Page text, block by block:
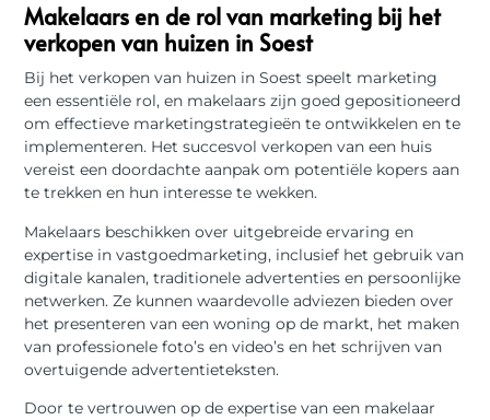
Makelaars en de rol van marketing bij het
verkopen van huizen in Soest
Bij het verkopen van huizen in Soest speelt marketing
een essentiële rol, en makelaars zijn goed gepositioneerd
om effectieve marketingstrategieën te ontwikkelen en te
implementeren. Het succesvol verkopen van een huis
vereist een doordachte aanpak om potentiële kopers aan
te trekken en hun interesse te wekken.
Makelaars beschikken over uitgebreide ervaring en
expertise in vastgoedmarketing, inclusief het gebruik van
digitale kanalen, traditionele advertenties en persoonlijke
netwerken. Ze kunnen waardevolle adviezen bieden over
het presenteren van een woning op de markt, het maken
van professionele foto’s en video’s en het schrijven van
overtuigende advertentieteksten.
Door te vertrouwen op de expertise van een makelaar